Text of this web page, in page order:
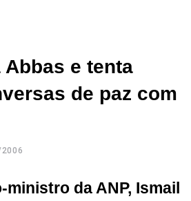
e tenta
de paz com
da ANP, Ismail